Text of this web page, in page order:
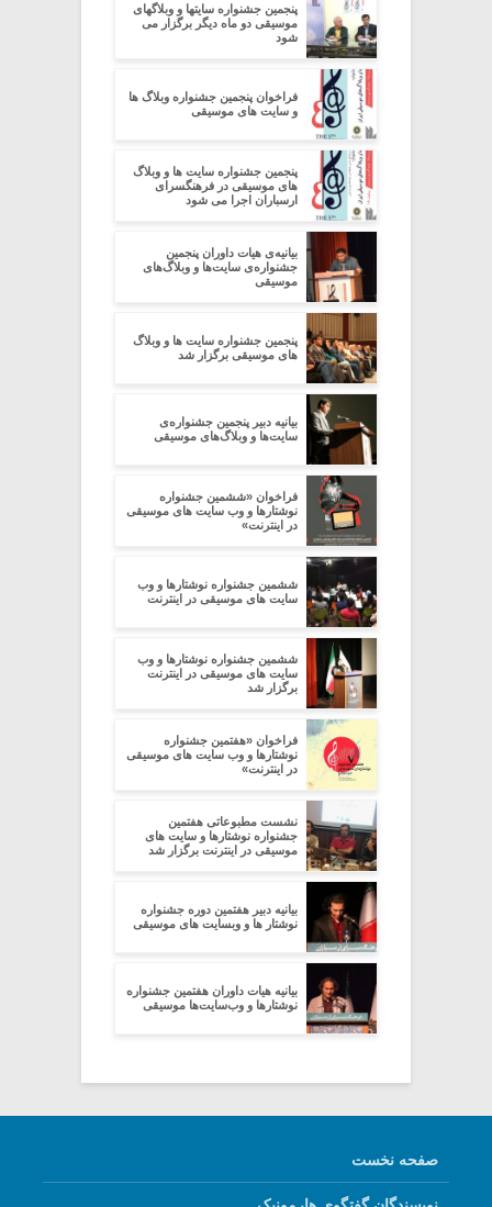
پنجمین جشنواره سایتها و وبلاگهای
موسیقی دو ماه دیگر برگزار می
شود
فراخوان پنجمین جشنواره وبلاگ ها
و سایت های موسیقی
پنجمین جشنواره سایت ها و وبلاگ
های موسیقی در فرهنگسرای
ارسباران اجرا می شود
بیانیه‌ی هیات داوران پنجمین
جشنواره‌ی سایت‌ها و وبلاگ‌های
موسیقی
پنجمین جشنواره سایت ها و وبلاگ
های موسیقی برگزار شد
بیانیه‌ دبیر پنجمین جشنواره‌ی
سایت‌ها و وبلاگ‌های موسیقی
فراخوان «ششمین جشنواره
نوشتارها و وب سایت های موسیقی
در اینترنت»
ششمین جشنواره نوشتارها و وب
سایت های موسیقی در اینترنت
ششمین جشنواره نوشتارها و وب
سایت های موسیقی در اینترنت
برگزار شد
فراخوان «هفتمین جشنواره
نوشتارها و وب سایت های موسیقی
در اینترنت»
نشست مطبوعاتی هفتمین
جشنواره نوشتارها و سایت های
موسیقی در اینترنت برگزار شد
بیانیه دبیر هفتمین دوره جشنواره
نوشتار ها و وبسایت های موسیقی
بیانیه هیات داوران هفتمین جشنواره
نوشتارها و وب‌سایت‌ها موسیقی
صفحه نخست